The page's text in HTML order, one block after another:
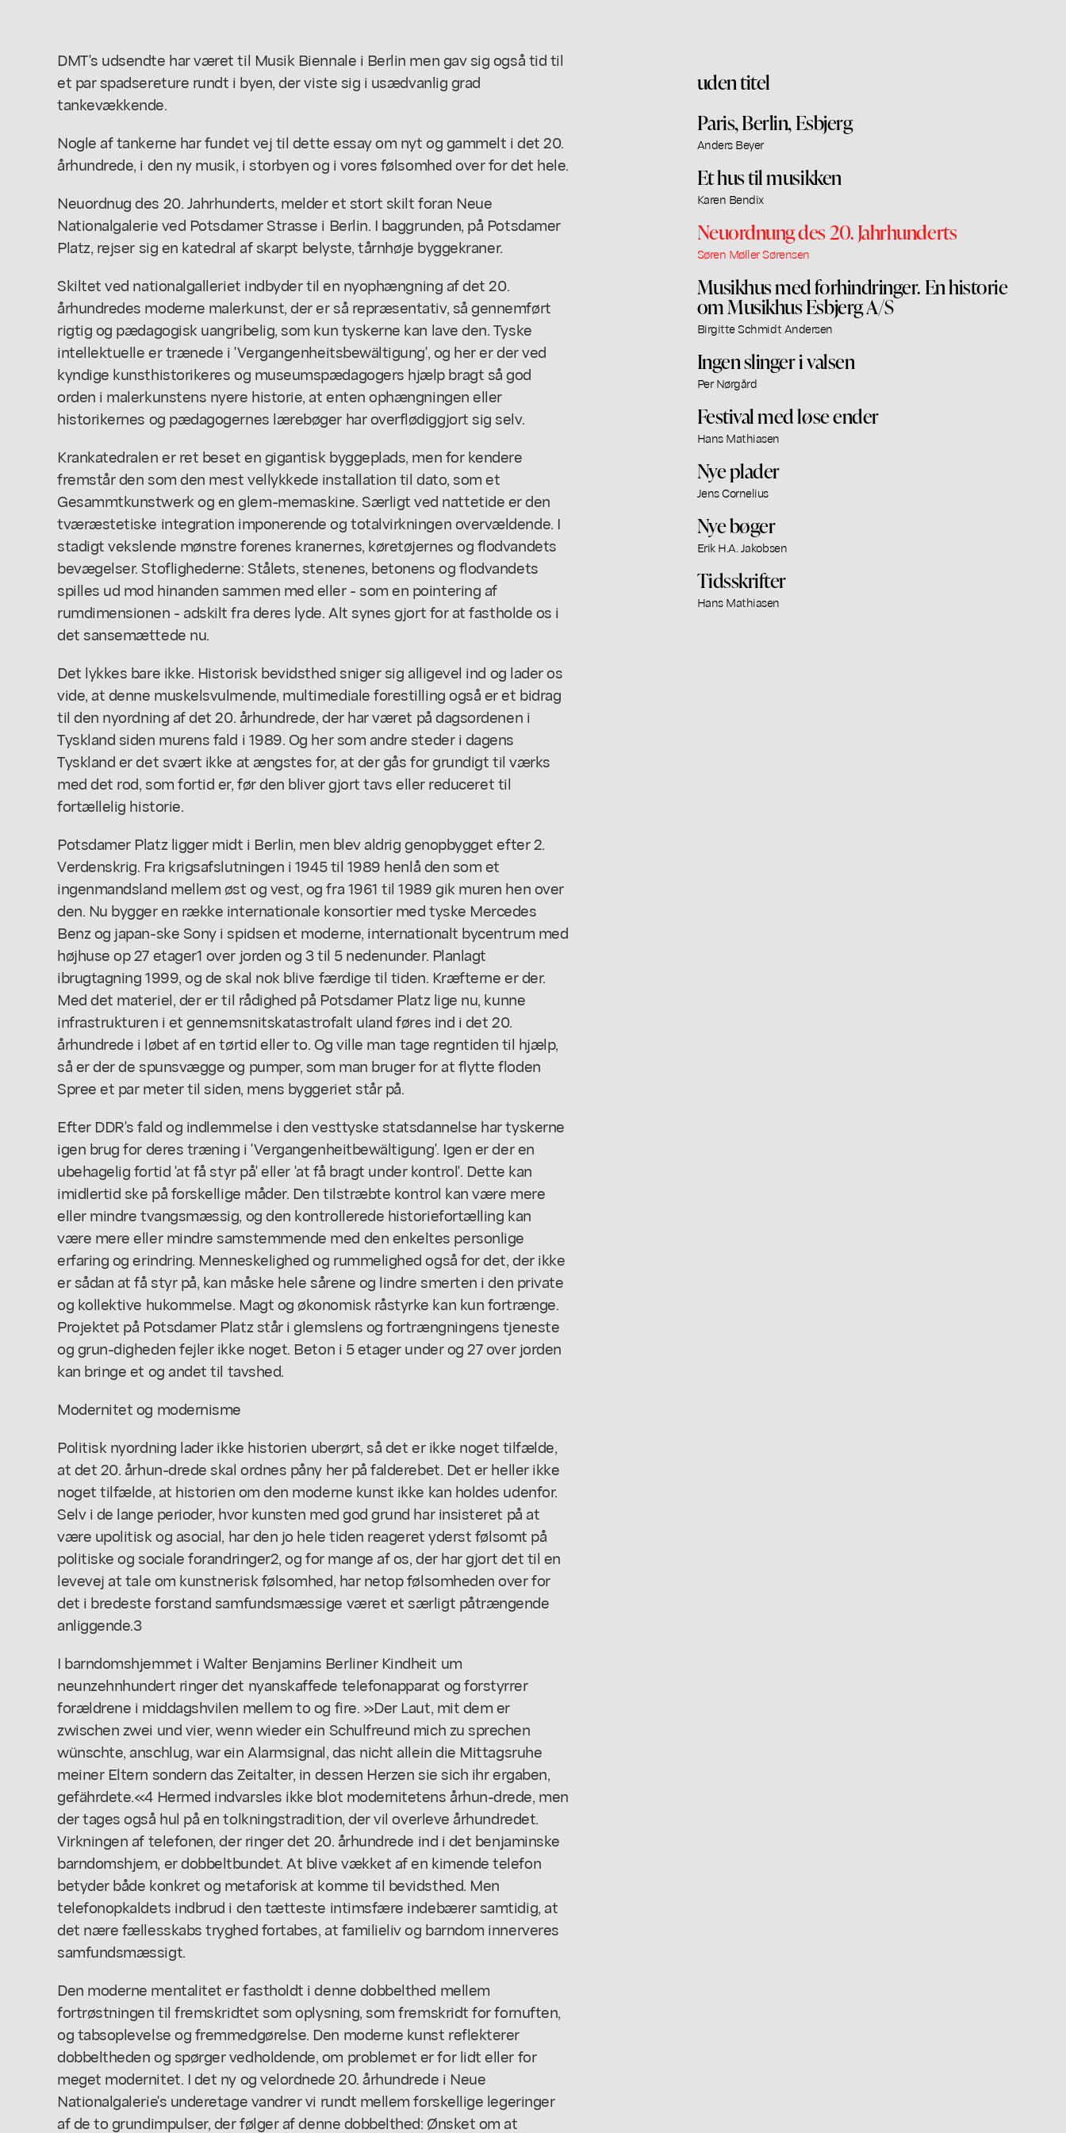
DMT's udsendte har været til Musik Biennale i Berlin men gav sig også tid til
et par spadsereture rundt i byen, der viste sig i usædvanlig grad
tankevækkende.
Nogle af tankerne har fundet vej til dette essay om nyt og gammelt i det 20.
århundrede, i den ny musik, i storbyen og i vores følsomhed over for det hele.
Neuordnug des 20. Jahrhunderts, melder et stort skilt foran Neue
Nationalgalerie ved Potsdamer Strasse i Berlin. I baggrunden, på Potsdamer
Platz, rejser sig en katedral af skarpt belyste, tårnhøje byggekraner.
Skiltet ved nationalgalleriet indbyder til en nyophængning af det 20.
århundredes moderne malerkunst, der er så repræsentativ, så gennemført
rigtig og pædagogisk uangribelig, som kun tyskerne kan lave den. Tyske
intellektuelle er trænede i 'Vergangenheitsbewältigung', og her er der ved
kyndige kunsthistorikeres og museumspædagogers hjælp bragt så god
orden i malerkunstens nyere historie, at enten ophængningen eller
historikernes og pædagogernes lærebøger har overflødiggjort sig selv.
Krankatedralen er ret beset en gigantisk byggeplads, men for kendere
fremstår den som den mest vellykkede installation til dato, som et
Gesammtkunstwerk og en glem-memaskine. Særligt ved nattetide er den
tværæstetiske integration imponerende og totalvirkningen overvældende. I
stadigt vekslende mønstre forenes kranernes, køretøjernes og flodvandets
bevægelser. Stoflighederne: Stålets, stenenes, betonens og flodvandets
spilles ud mod hinanden sammen med eller - som en pointering af
rumdimensionen - adskilt fra deres lyde. Alt synes gjort for at fastholde os i
det sansemættede nu.
Det lykkes bare ikke. Historisk bevidsthed sniger sig alligevel ind og lader os
vide, at denne muskelsvulmende, multimediale forestilling også er et bidrag
til den nyordning af det 20. århundrede, der har været på dagsordenen i
Tyskland siden murens fald i 1989. Og her som andre steder i dagens
Tyskland er det svært ikke at ængstes for, at der gås for grundigt til værks
med det rod, som fortid er, før den bliver gjort tavs eller reduceret til
fortællelig historie.
Potsdamer Platz ligger midt i Berlin, men blev aldrig genopbygget efter 2.
Verdenskrig. Fra krigsafslutningen i 1945 til 1989 henlå den som et
ingenmandsland mellem øst og vest, og fra 1961 til 1989 gik muren hen over
den. Nu bygger en række internationale konsortier med tyske Mercedes
Benz og japan-ske Sony i spidsen et moderne, internationalt bycentrum med
højhuse op 27 etager1 over jorden og 3 til 5 nedenunder. Planlagt
ibrugtagning 1999, og de skal nok blive færdige til tiden. Kræfterne er der.
Med det materiel, der er til rådighed på Potsdamer Platz lige nu, kunne
infrastrukturen i et gennemsnitskatastrofalt uland føres ind i det 20.
århundrede i løbet af en tørtid eller to. Og ville man tage regntiden til hjælp,
så er der de spunsvægge og pumper, som man bruger for at flytte floden
Spree et par meter til siden, mens byggeriet står på.
Efter DDR's fald og indlemmelse i den vesttyske statsdannelse har tyskerne
igen brug for deres træning i 'Vergangenheitbewältigung'. Igen er der en
ubehagelig fortid 'at få styr på' eller 'at få bragt under kontrol'. Dette kan
imidlertid ske på forskellige måder. Den tilstræbte kontrol kan være mere
eller mindre tvangsmæssig, og den kontrollerede historiefortælling kan
være mere eller mindre samstemmende med den enkeltes personlige
erfaring og erindring. Menneskelighed og rummelighed også for det, der ikke
er sådan at få styr på, kan måske hele sårene og lindre smerten i den private
og kollektive hukommelse. Magt og økonomisk råstyrke kan kun fortrænge.
Projektet på Potsdamer Platz står i glemslens og fortrængningens tjeneste
og grun-digheden fejler ikke noget. Beton i 5 etager under og 27 over jorden
kan bringe et og andet til tavshed.
Modernitet og modernisme
Politisk nyordning lader ikke historien uberørt, så det er ikke noget tilfælde,
at det 20. århun-drede skal ordnes påny her på falderebet. Det er heller ikke
noget tilfælde, at historien om den moderne kunst ikke kan holdes udenfor.
Selv i de lange perioder, hvor kunsten med god grund har insisteret på at
være upolitisk og asocial, har den jo hele tiden reageret yderst følsomt på
politiske og sociale forandringer2, og for mange af os, der har gjort det til en
levevej at tale om kunstnerisk følsomhed, har netop følsomheden over for
det i bredeste forstand samfundsmæssige været et særligt påtrængende
anliggende.3
I barndomshjemmet i Walter Benjamins Berliner Kindheit um
neunzehnhundert ringer det nyanskaffede telefonapparat og forstyrrer
forældrene i middagshvilen mellem to og fire. »Der Laut, mit dem er
zwischen zwei und vier, wenn wieder ein Schulfreund mich zu sprechen
wünschte, anschlug, war ein Alarmsignal, das nicht allein die Mittagsruhe
meiner Eltern sondern das Zeitalter, in dessen Herzen sie sich ihr ergaben,
gefährdete.«4 Hermed indvarsles ikke blot modernitetens århun-drede, men
der tages også hul på en tolkningstradition, der vil overleve århundredet.
Virkningen af telefonen, der ringer det 20. århundrede ind i det benjaminske
barndomshjem, er dobbeltbundet. At blive vækket af en kimende telefon
betyder både konkret og metaforisk at komme til bevidsthed. Men
telefonopkaldets indbrud i den tætteste intimsfære indebærer samtidig, at
det nære fællesskabs tryghed fortabes, at familieliv og barndom innerveres
samfundsmæssigt.
Den moderne mentalitet er fastholdt i denne dobbelthed mellem
fortrøstningen til fremskridtet som oplysning, som fremskridt for fornuften,
og tabsoplevelse og fremmedgørelse. Den moderne kunst reflekterer
dobbeltheden og spørger vedholdende, om problemet er for lidt eller for
meget modernitet. I det ny og velordnede 20. århundrede i Neue
Nationalgalerie's underetage vandrer vi rundt mellem forskellige legeringer
af de to grundimpulser, der følger af denne dobbelthed: Ønsket om at
uden titel
Paris, Berlin, Esbjerg
Anders Beyer
Et hus til musikken
Karen Bendix
Neuordnung des 20. Jahrhunderts
Søren Møller Sørensen
Musikhus med forhindringer. En historie
om Musikhus Esbjerg A/S
Birgitte Schmidt Andersen
Ingen slinger i valsen
Per Nørgård
Festival med løse ender
Hans Mathiasen
Nye plader
Jens Cornelius
Nye bøger
Erik H.A. Jakobsen
Tidsskrifter
Hans Mathiasen